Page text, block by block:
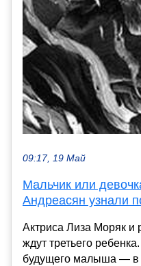
09:17, 19 Май
Мальчик или
Андреасян узнали
Актриса Лиза Моряк и
ждут третьего
будущего малыша — в